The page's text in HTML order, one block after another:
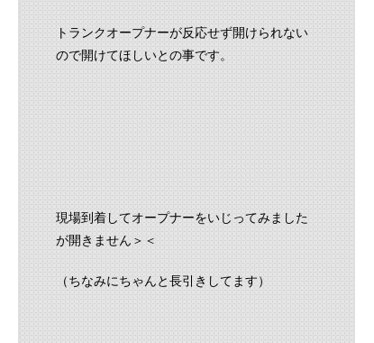
トランクオープナーが反応せず開けられない
ので開けてほしいとの事です。
現場到着してオープナーをいじってみました
が開きません＞＜
（ちなみにちゃんと長引きしてます）